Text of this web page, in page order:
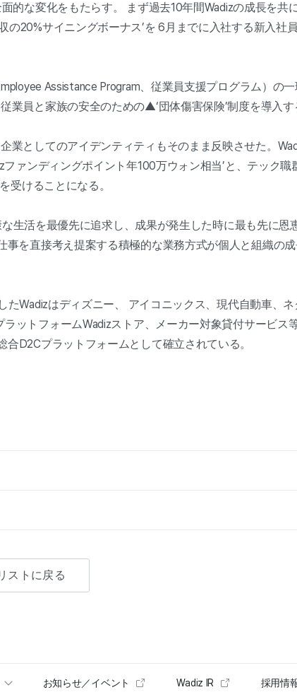
的な変化をもたらす。 まず過去10年間Wadizの成長を共
20%サイニングボーナス’を 6月までに入社する新入社
Assistance Program、従業員支援プログラム）の
員と家族の安全のための▲‘団体傷害保険’制度を導入す
業としてのアイデンティティもそのまま反映させた。
ァンディングポイント年100万ウォン相当’と、テック職
受けることになる。
生活を最優先に追求し、成果が発生した時に最も先に恩
を直接考え提案する積極的な業務方式が個人と組織の
Wadizはディズニー、 アイコニックス、現代自動車、
ットフォームWadizストア、メーカー対象貸付サービス
D2Cプラットフォームとして確立されている。
ストに戻る
お知らせ／イベント Wadiz IR 採用情